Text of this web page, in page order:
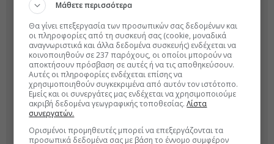
Μάθετε περισσότερα
Θα γίνει επεξεργασία των προσωπικών σας δεδομένων και
οι πληροφορίες από τη συσκευή σας (cookie, μοναδικά
αναγνωριστικά και άλλα δεδομένα συσκευής) ενδέχεται να
κοινοποιηθούν σε 237 παρόχους, οι οποίοι μπορούν να
αποκτήσουν πρόσβαση σε αυτές ή να τις αποθηκεύσουν.
Αυτές οι πληροφορίες ενδέχεται επίσης να
χρησιμοποιηθούν συγκεκριμένα από αυτόν τον ιστότοπο.
Εμείς και οι συνεργάτες μας ενδέχεται να χρησιμοποιούμε
ακριβή δεδομένα γεωγραφικής τοποθεσίας.Λίστα
συνεργατών.
Ορισμένοι προμηθευτές μπορεί να επεξεργάζονται τα
προσωπικά δεδομένα σας με βάση το έννομο συμφέρον